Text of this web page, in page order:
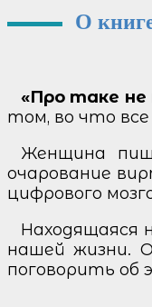
О
«Про таке не
том, во что
Женщина
очарование
цифрового
Находящаяся
нашей жизни.
поговорить об